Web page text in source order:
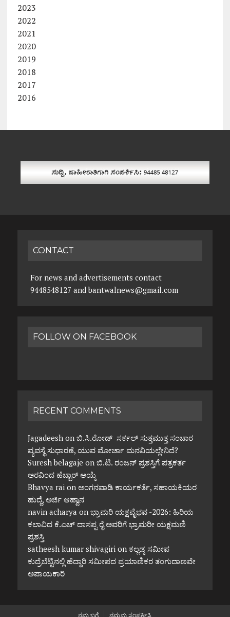
2023
2022
2021
2020
2019
2018
2017
2016
CONTACT
For news and advertisements contact
9448548127 and bantwalnews@gmail.com
FOLLOW ON FACEBOOK
RECENT COMMENTS
Jagadeeshon ಬಿ.ಸಿ.ರೋಡ್ ಸರ್ಕಲ್ ಸುತ್ತಮುತ್ತ ಸಂಚಾರ
ವ್ಯವಸ್ಥೆ ಸುಧಾರಣೆ, ಯುವ ಮೋರ್ಚಾ ಮನವಿಯಲ್ಲೇನಿದೆ?
Suresh belagaje on ಬಿ.ಟಿ. ರಂಜನ್ ಪ್ರಶಸ್ತಿಗೆ ಪತ್ರಕರ್ತ
ಅರವಿಂದ ಹೆಬ್ಬಾರ್ ಆಯ್ಕೆ
Bhavya raion ಅಂಗನವಾಡಿ ಕಾರ್ಯಕರ್ತೆ, ಸಹಾಯಕಿಯರ
ಹುದ್ದೆ, ಅರ್ಜಿ ಆಹ್ವಾನ
navin acharya on ಭ್ರಾಮರಿ ಯಕ್ಷವೈಭವ -2026: ಹಿರಿಯ
ಕಲಾವಿದ ಕೆ.ಎಚ್ ದಾಸಪ್ಪ ರೈ ಅವರಿಗೆ ಭ್ರಾಮರೀ ಯಕ್ಷಮಣಿ
ಪ್ರಶಸ್ತಿ
satheesh kumar shivagirion ಕಲ್ಲಡ್ಕ ಸಮೀಪ
ಕುದ್ರೆಬೆಟ್ಟಿನಲ್ಲಿ ಹೆದ್ದಾರಿ ಸಮೀಪದ ಪ್ರಯಾಣಿಕರ ತಂಗುದಾಣವೇ
ಅಪಾಯಕಾರಿ
ನಮ್ಮ ಬಗ್ಗೆ ನಮ್ಮನ್ನು ಸಂಪರ್ಕಿಸಿ